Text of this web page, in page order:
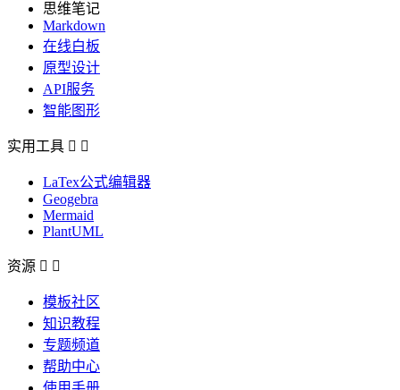
思维笔记
Markdown
在线白板
原型设计
API服务
智能图形
实用工具  
LaTex公式编辑器
Geogebra
Mermaid
PlantUML
资源  
模板社区
知识教程
专题频道
帮助中心